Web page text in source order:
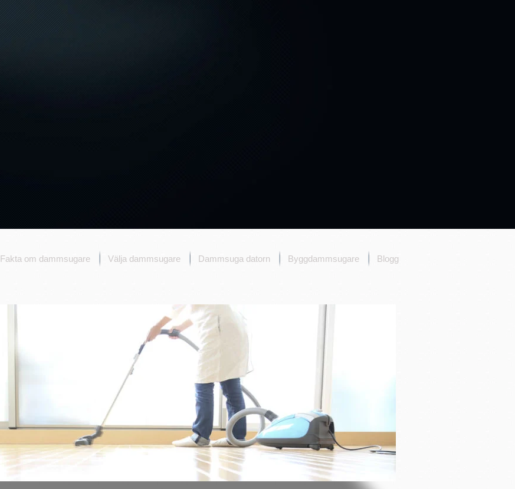
Fakta om dammsugare Välja dammsugare Dammsuga datorn Byggdammsugare Blogg